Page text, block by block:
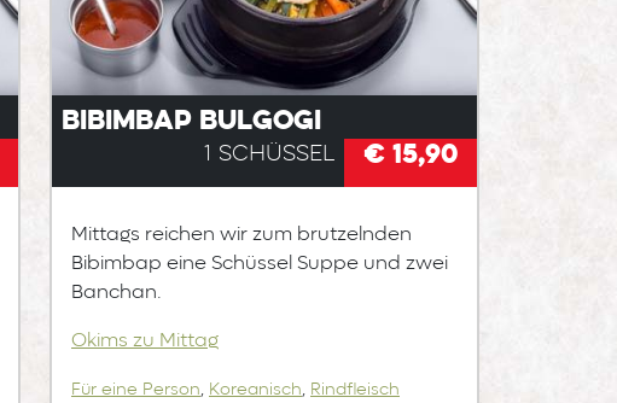
Bibimbap Bulgogi
1 Schüssel € 15,90
Mittags reichen wir zum brutzelnden
Bibimbap eine Schüssel Suppe und zwei
Banchan.
Okims zu Mittag
Für eine Person, Koreanisch, Rindfleisch